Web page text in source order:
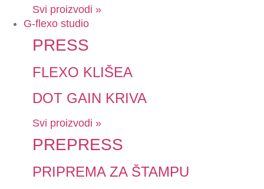
Svi proizvodi »
G-flexo studio
PRESS
FLEXO KLIŠEA
DOT GAIN KRIVA
Svi proizvodi »
PREPRESS
PRIPREMA ZA ŠTAMPU